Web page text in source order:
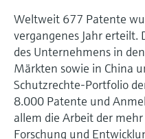
Weltweit 677 Patente
vergangenes Jahr erteilt.
des Unternehmens in
Märkten sowie in China
Schutzrechte-Portfolio
8.000 Patente und
allem die Arbeit der
Forschung und